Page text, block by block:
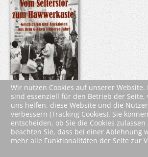
Wir nutzen Cookies auf unserer Website.
sind essenziell für den Betrieb der
uns helfen, diese Website und die
verbessern (Tracking Cookies). Sie
entscheiden, ob Sie die Cookies
beachten Sie, dass bei einer Ablehnung
mehr alle Funktionalitäten der Seite zur